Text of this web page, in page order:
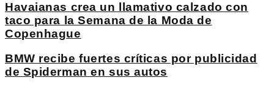
Havaianas crea un llamativo calzado con
taco para la Semana de la Moda de
Copenhague
BMW recibe fuertes críticas por publicidad
de Spiderman en sus autos